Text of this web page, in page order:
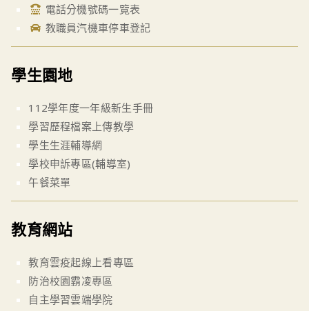
電話分機號碼一覽表
教職員汽機車停車登記
學生園地
112學年度一年級新生手冊
學習歷程檔案上傳教學
學生生涯輔導網
學校申訴專區(輔導室)
午餐菜單
教育網站
教育雲疫起線上看專區
防治校園霸凌專區
自主學習雲端學院